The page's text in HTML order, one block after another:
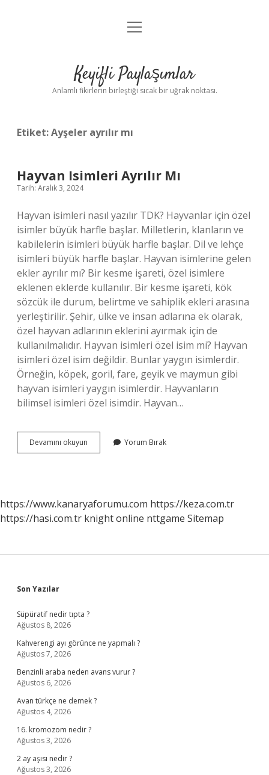
Anasayfa
Yasal Uyarı
menüyü
Keyifli Paylaşımlar
Anlamlı fikirlerin birleştiği sıcak bir uğrak noktası.
Etiket:Ayşeler ayrılır mı
Hayvan Isimleri Ayrılır Mı
Tarih: Aralık 3, 2024
Hayvan isimleri nasıl yazılır TDK? Hayvanlar için özel
isimler büyük harfle başlar. Milletlerin, klanların ve
kabilelerin isimleri büyük harfle başlar. Dil ve lehçe
isimleri büyük harfle başlar. Hayvan isimlerine gelen
ekler ayrılır mı? Bir kesme işareti, özel isimlere
eklenen eklerde kullanılır. Bir kesme işareti, kök
sözcük ile durum, belirtme ve sahiplik ekleri arasına
yerleştirilir. Şehir, ülke ve insan adlarına ek olarak,
özel hayvan adlarının eklerini ayırmak için de
kullanılmalıdır. Hayvan isimleri özel isim mi? Hayvan
isimleri özel isim değildir. Bunlar yaygın isimlerdir.
Örneğin, köpek, goril, fare, geyik ve maymun gibi
hayvan isimleri yaygın isimlerdir. Hayvanların
bilimsel isimleri özel isimdir. Hayvan…
Devamını okuyun
Isimleri
Yorum Bırak
https://www.kanaryaforumu.com https://keza.com.tr
https://hasi.com.tr knight online nttgame Sitemap
Sidebar
Son Yazılar
Süpüratif nedir tıpta ?
Ağustos 8, 2026
Kahverengi ayı görünce ne yapmalı ?
Ağustos 7, 2026
Benzinli araba neden avans vurur ?
Ağustos 6, 2026
Avan türkçe ne demek ?
Ağustos 4, 2026
16. kromozom nedir ?
Ağustos 3, 2026
2 ay aşısı nedir ?
Ağustos 3, 2026